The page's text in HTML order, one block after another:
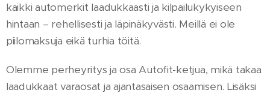
kaikki automerkit laadukkaasti ja kilpailukykyiseen
hintaan – rehellisesti ja läpinäkyvästi. Meillä ei ole
piilomaksuja eikä turhia töitä.
Olemme perheyritys ja osa Autofit-ketjua, mikä takaa
laadukkaat varaosat ja ajantasaisen osaamisen. Lisäksi